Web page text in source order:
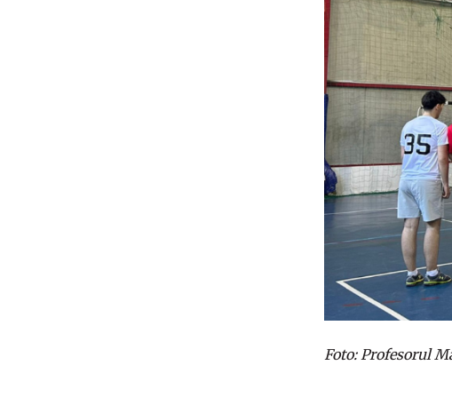
Foto: Profesorul